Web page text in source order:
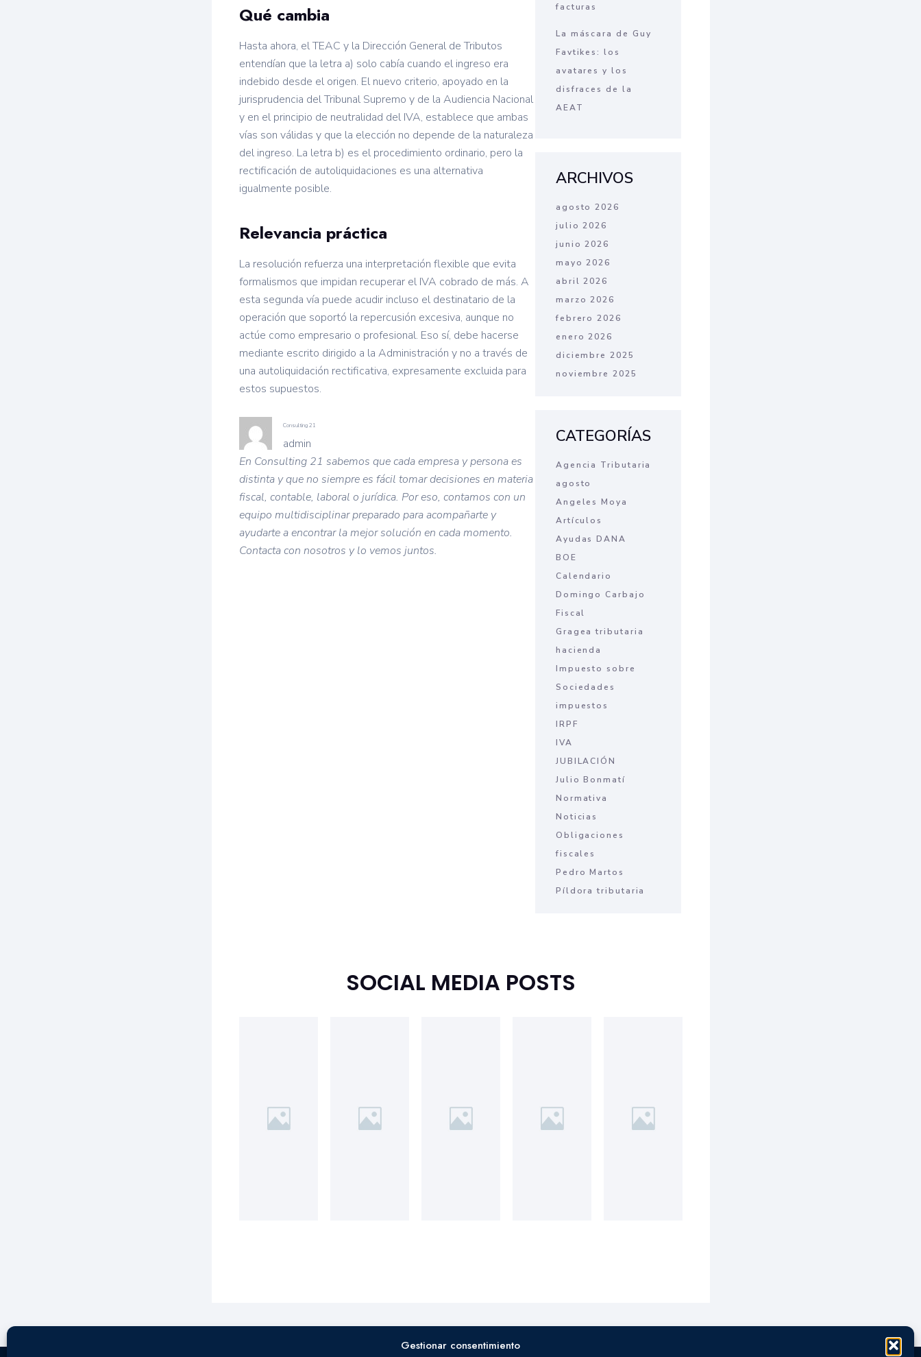
Gestionar consentimiento
Qué cambia
Hasta ahora, el TEAC y la Dirección General de Tributos
entendían que la letra a) solo cabía cuando el ingreso era
indebido desde el origen. El nuevo criterio, apoyado en la
jurisprudencia del Tribunal Supremo y de la Audiencia Nacional
y en el principio de neutralidad del IVA, establece que ambas
vías son válidas y que la elección no depende de la naturaleza
del ingreso. La letra b) es el procedimiento ordinario, pero la
rectificación de autoliquidaciones es una alternativa
igualmente posible.
Relevancia práctica
La resolución refuerza una interpretación flexible que evita
formalismos que impidan recuperar el IVA cobrado de más. A
esta segunda vía puede acudir incluso el destinatario de la
operación que soportó la repercusión excesiva, aunque no
actúe como empresario o profesional. Eso sí, debe hacerse
mediante escrito dirigido a la Administración y no a través de
una autoliquidación rectificativa, expresamente excluida para
estos supuestos.
Consulting 21
admin
En Consulting 21 sabemos que cada empresa y persona es
distinta y que no siempre es fácil tomar decisiones en materia
fiscal, contable, laboral o jurídica. Por eso, contamos con un
equipo multidisciplinar preparado para acompañarte y
ayudarte a encontrar la mejor solución en cada momento.
Contacta con nosotros y lo vemos juntos.
facturas
La máscara de Guy
Favtikes: los
avatares y los
disfraces de la
AEAT
ARCHIVOS
agosto 2026
julio 2026
junio 2026
mayo 2026
abril 2026
marzo 2026
febrero 2026
enero 2026
diciembre 2025
noviembre 2025
CATEGORÍAS
Agencia Tributaria
agosto
Angeles Moya
Artículos
Ayudas DANA
BOE
Calendario
Domingo Carbajo
Fiscal
Gragea tributaria
hacienda
Impuesto sobre
Sociedades
impuestos
IRPF
IVA
JUBILACIÓN
Julio Bonmatí
Normativa
Noticias
Obligaciones
fiscales
Pedro Martos
Píldora tributaria
SOCIAL MEDIA POSTS